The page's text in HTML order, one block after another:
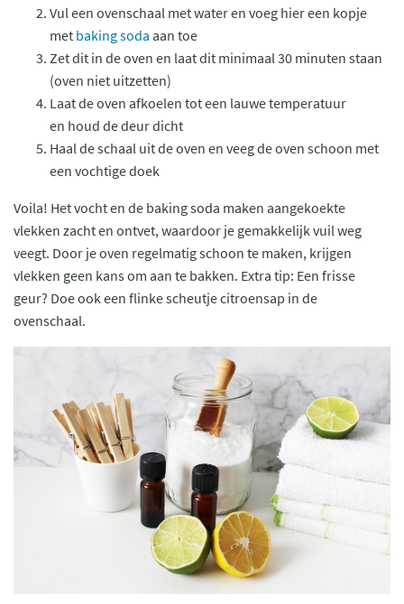
Vul een ovenschaal met water en voeg hier een kopje
met baking soda aan toe
Zet dit in de oven en laat dit minimaal 30 minuten staan
(oven niet uitzetten)
Laat de oven afkoelen tot een lauwe temperatuur
en houd de deur dicht
Haal de schaal uit de oven en veeg de oven schoon met
een vochtige doek
Voila! Het vocht en de baking soda maken aangekoekte
vlekken zacht en ontvet, waardoor je gemakkelijk vuil weg
veegt. Door je oven regelmatig schoon te maken, krijgen
vlekken geen kans om aan te bakken. Extra tip: Een frisse
geur? Doe ook een flinke scheutje citroensap in de
ovenschaal.